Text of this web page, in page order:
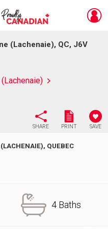
(Lachenaie), QC, J6V
SHARE PRINT SAVE
QUEBEC
4 Baths